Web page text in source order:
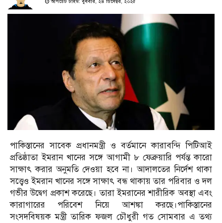
আপডেট টাইম: বুধবার, ২৪ ডিসেম্বর, ২০২৫
পাকিস্তানের সাবেক প্রধানমন্ত্রী ও বর্তমানে কারাবন্দি পিটিআই
প্রতিষ্ঠাতা ইমরান খানের সঙ্গে আগামী ৮ ফেব্রুয়ারি পর্যন্ত কারো
সাক্ষাৎ করার অনুমতি দেওয়া হবে না। আদালতের নির্দেশ থাকা
সত্ত্বেও ইমরান খানের সঙ্গে সাক্ষাৎ বন্ধ থাকায় তার পরিবার ও দল
গভীর উদ্বেগ প্রকাশ করেছে। তারা ইমরানের শারীরিক অবস্থা এবং
কারাগারের পরিবেশ নিয়ে আশঙ্কা করছে।পাকিস্তানের
সংসদবিষয়ক মন্ত্রী তারিক ফজল চৌধুরী গত সোমবার এ তথ্য